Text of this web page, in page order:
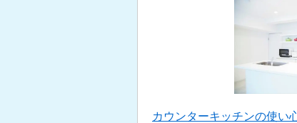
カウンターキッチンの使い